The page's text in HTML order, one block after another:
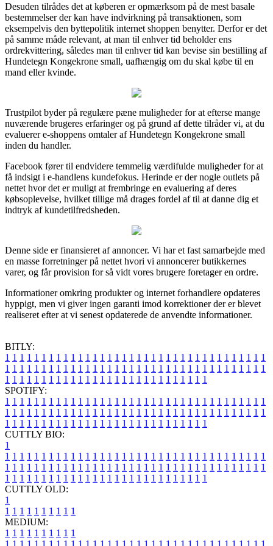
Desuden tilrådes det at køberen er opmærksom på de mest basale
bestemmelser der kan have indvirkning på transaktionen, som
eksempelvis den byttepolitik internet shoppen benytter. Derfor er det
på samme måde relevant, at man til enhver tid beholder ens
ordrekvittering, således man til enhver tid kan bevise sin bestilling af
Hundetegn Kongekrone small, uafhængig om du skal købe til en
mand eller kvinde.
Trustpilot byder på regulære pæne muligheder for at efterse mange
nuværende brugeres erfaringer og på grund af dette tilråder vi, at du
evaluerer e-shoppens omtaler af Hundetegn Kongekrone small
inden du handler.
Facebook fører til endvidere temmelig værdifulde muligheder for at
få indsigt i e-handlens kundefokus. Herinde er der nogle outlets på
nettet hvor det er muligt at frembringe en evaluering af deres
købsoplevelse, hvilket tillige må drages fordel af til at danne dig et
indtryk af kundetilfredsheden.
Denne side er finansieret af annoncer. Vi har et fast samarbejde med
en masse forretninger på nettet hvori vi annoncerer butikkernes
varer, og får provision for så vidt vores brugere foretager en ordre.
Informationer omkring produkter og internet forhandlere opdateres
hyppigt, men vi giver ingen garanti imod korrektioner der er blevet
realiseret efter at vi senest opdaterede de anvendte informationer.
BITLY:
1 1 1 1 1 1 1 1 1 1 1 1 1 1 1 1 1 1 1 1 1 1 1 1 1 1 1 1 1 1 1 1 1 1 1 1
1 1 1 1 1 1 1 1 1 1 1 1 1 1 1 1 1 1 1 1 1 1 1 1 1 1 1 1 1 1 1 1 1 1 1 1
1 1 1 1 1 1 1 1 1 1 1 1 1 1 1 1 1 1 1 1 1 1 1 1 1 1 1 1
SPOTIFY:
1 1 1 1 1 1 1 1 1 1 1 1 1 1 1 1 1 1 1 1 1 1 1 1 1 1 1 1 1 1 1 1 1 1 1 1
1 1 1 1 1 1 1 1 1 1 1 1 1 1 1 1 1 1 1 1 1 1 1 1 1 1 1 1 1 1 1 1 1 1 1 1
1 1 1 1 1 1 1 1 1 1 1 1 1 1 1 1 1 1 1 1 1 1 1 1 1 1 1 1
CUTTLY BIO:
1
1 1 1 1 1 1 1 1 1 1 1 1 1 1 1 1 1 1 1 1 1 1 1 1 1 1 1 1 1 1 1 1 1 1 1 1
1 1 1 1 1 1 1 1 1 1 1 1 1 1 1 1 1 1 1 1 1 1 1 1 1 1 1 1 1 1 1 1 1 1 1 1
1 1 1 1 1 1 1 1 1 1 1 1 1 1 1 1 1 1 1 1 1 1 1 1 1 1 1 1
CUTTLY OLD:
1
1 1 1 1 1 1 1 1 1 1
MEDIUM:
1 1 1 1 1 1 1 1 1 1
1 1 1 1 1 1 1 1 1 1 1 1 1 1 1 1 1 1 1 1 1 1 1 1 1 1 1 1 1 1 1 1 1 1 1 1